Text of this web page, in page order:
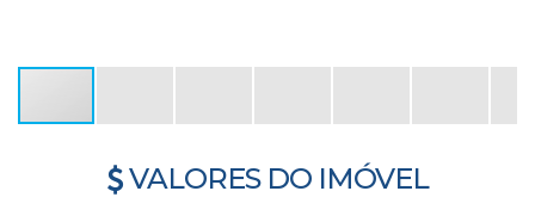
VALORES DO IMÓVEL